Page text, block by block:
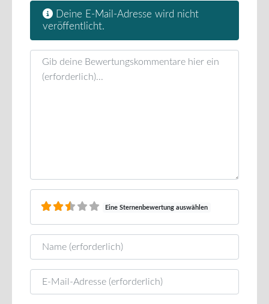
Deine E-Mail-Adresse wird nicht
veröffentlicht.
Rezensionstext
Eine Sternenbewertung auswählen
Name
E-Mail